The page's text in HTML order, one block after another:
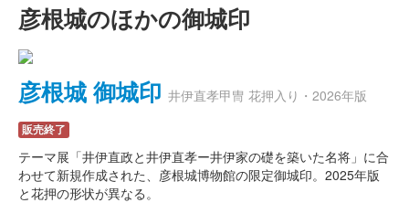
彦根城のほかの御城印
彦根城 御城印 井伊直孝甲冑 花押入り・2026年版
販売終了
テーマ展「井伊直政と井伊直孝ー井伊家の礎を築いた名将」に合
わせて新規作成された、彦根城博物館の限定御城印。2025年版
と花押の形状が異なる。